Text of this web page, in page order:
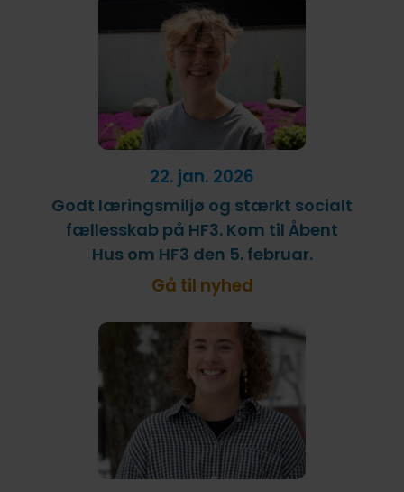
22. jan. 2026
Godt læringsmiljø og stærkt socialt
fællesskab på HF3. Kom til Åbent
Hus om HF3 den 5. februar.
Gå til nyhed